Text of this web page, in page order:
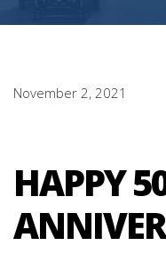
November 2, 2021
HAPPY